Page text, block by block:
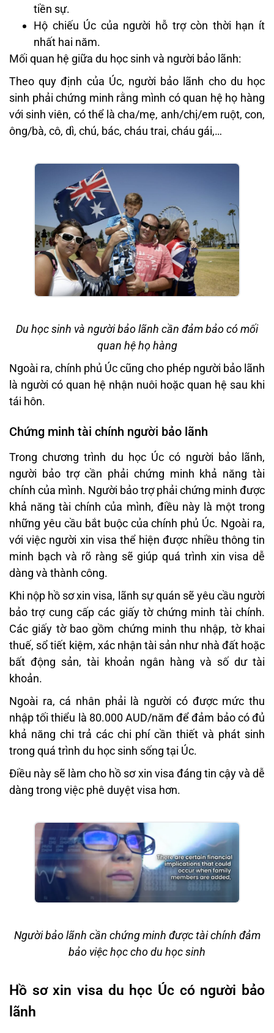
tiền sự.
Hộ chiếu Úc của người hỗ trợ còn thời hạn ít
nhất hai năm.
Mối quan hệ giữa du học sinh và người bảo lãnh:
Theo quy định của Úc, người bảo lãnh cho du học
sinh phải chứng minh rằng mình có quan hệ họ hàng
với sinh viên, có thể là cha/mẹ, anh/chị/em ruột, con,
ông/bà, cô, dì, chú, bác, cháu trai, cháu gái,…
Du học sinh và người bảo lãnh cần đảm bảo có mối
quan hệ họ hàng
Ngoài ra, chính phủ Úc cũng cho phép người bảo lãnh
là người có quan hệ nhận nuôi hoặc quan hệ sau khi
tái hôn.
Chứng minh tài chính người bảo lãnh
Trong chương trình du học Úc có người bảo lãnh,
người bảo trợ cần phải chứng minh khả năng tài
chính của mình. Người bảo trợ phải chứng minh được
khả năng tài chính của mình, điều này là một trong
những yêu cầu bắt buộc của chính phủ Úc. Ngoài ra,
với việc người xin visa thể hiện được nhiều thông tin
minh bạch và rõ ràng sẽ giúp quá trình xin visa dễ
dàng và thành công.
Khi nộp hồ sơ xin visa, lãnh sự quán sẽ yêu cầu người
bảo trợ cung cấp các giấy tờ chứng minh tài chính.
Các giấy tờ bao gồm chứng minh thu nhập, tờ khai
thuế, sổ tiết kiệm, xác nhận tài sản như nhà đất hoặc
bất động sản, tài khoản ngân hàng và số dư tài
khoản.
Ngoài ra, cá nhân phải là người có được mức thu
nhập tối thiểu là 80.000 AUD/năm để đảm bảo có đủ
khả năng chi trả các chi phí cần thiết và phát sinh
trong quá trình du học sinh sống tại Úc.
Điều này sẽ làm cho hồ sơ xin visa đáng tin cậy và dễ
dàng trong việc phê duyệt visa hơn.
Người bảo lãnh cần chứng minh được tài chính đảm
bảo việc học cho du học sinh
Hồ sơ xin visa du học Úc có người bảo
lãnh